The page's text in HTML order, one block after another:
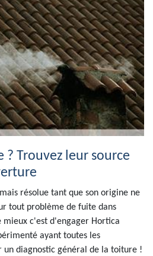
? Trouvez leur source
résolue tant que son origine ne
tout problème de fuite dans
mieux c'est d'engager Hortica
ayant toutes les
un diagnostic général de la toiture !